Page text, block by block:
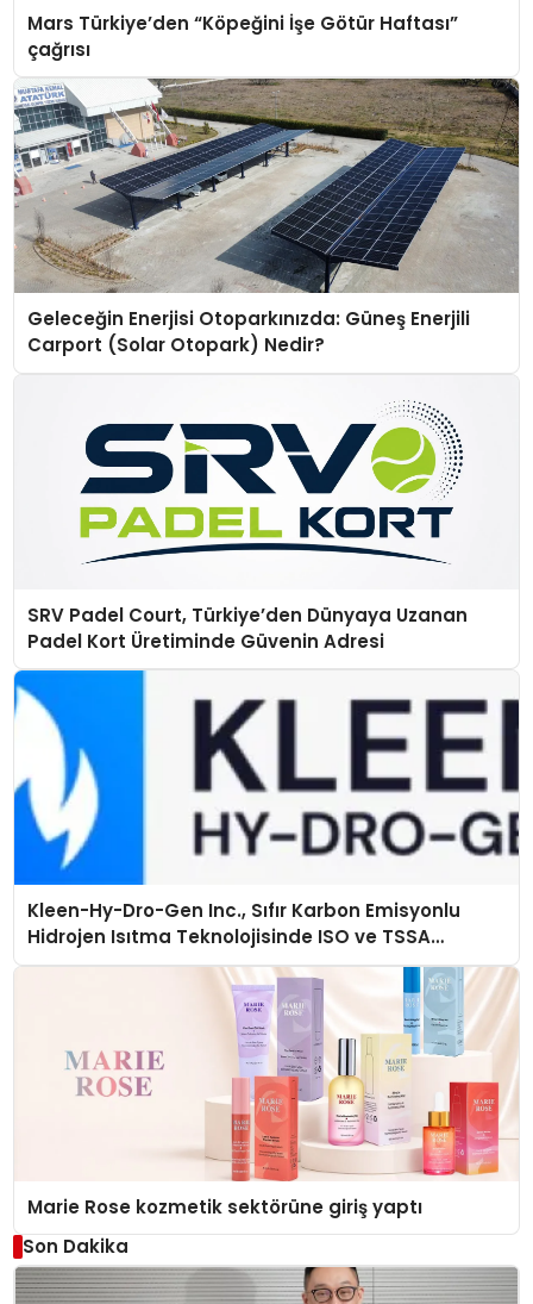
Mars Türkiye’den “Köpeğini İşe Götür Haftası”
çağrısı
Geleceğin Enerjisi Otoparkınızda: Güneş Enerjili
Carport (Solar Otopark) Nedir?
SRV Padel Court, Türkiye’den Dünyaya Uzanan
Padel Kort Üretiminde Güvenin Adresi
Kleen-Hy-Dro-Gen Inc., Sıfır Karbon Emisyonlu
Hidrojen Isıtma Teknolojisinde ISO ve TSSA
Düzenleyici Onaylarını Aldı
Marie Rose kozmetik sektörüne giriş yaptı
Son Dakika